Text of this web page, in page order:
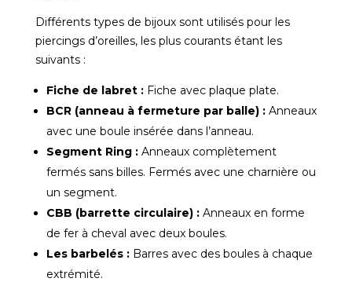
Différents types de bijoux sont utilisés pour les
piercings d’oreilles, les plus courants étant les
suivants :
Fiche de labret : Fiche avec plaque plate.
BCR (anneau à fermeture par balle) : Anneaux
avec une boule insérée dans l’anneau.
Segment Ring : Anneaux complètement
fermés sans billes. Fermés avec une charnière ou
un segment.
CBB (barrette circulaire) : Anneaux en forme
de fer à cheval avec deux boules.
Les barbelés : Barres avec des boules à chaque
extrémité.